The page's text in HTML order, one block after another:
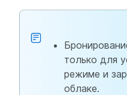
только для
режиме и
облаке.